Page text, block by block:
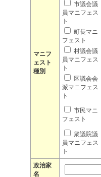
マニフ
ェスト
種別
市議会議
員マニフェス
ト
町長マニ
フェスト
村議会議
員マニフェス
ト
区議会会
派マニフェス
ト
市民マニ
フェスト
衆議院議
員マニフェス
ト
政治家
名